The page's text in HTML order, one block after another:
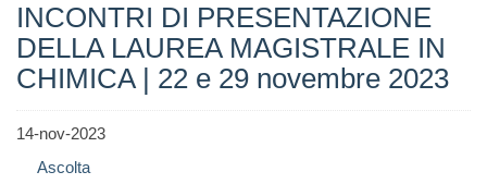
INCONTRI DI PRESENTAZIONE
DELLA LAUREA MAGISTRALE IN
CHIMICA | 22 e 29 novembre 2023
14-nov-2023
Ascolta